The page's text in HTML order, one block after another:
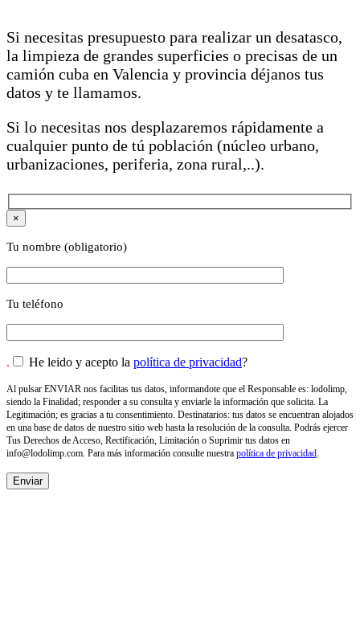
Si necesitas presupuesto para realizar un desatasco,
la limpieza de grandes superficies o precisas de un
camión cuba en Valencia y provincia déjanos tus
datos y te llamamos.
Si lo necesitas nos desplazaremos rápidamente a
cualquier punto de tú población (núcleo urbano,
urbanizaciones, periferia, zona rural,..).
×
Tu nombre (obligatorio)
Tu teléfono
. He leido y acepto la política de privacidad?
Al pulsar ENVIAR nos facilitas tus datos, informandote que el Responsable es: lodolimp,
siendo la Finalidad; responder a su consulta y enviarle la información que solicita. La
Legitimación; es gracias a tu consentimiento. Destinatarios: tus datos se encuentran alojados
en una base de datos de nuestro sitio web hasta la resolución de la consulta. Podrás ejercer
Tus Derechos de Acceso, Rectificación, Limitación o Suprimir tus datos en
info@lodolimp.com . Para más información consulte nuestra política de privacidad